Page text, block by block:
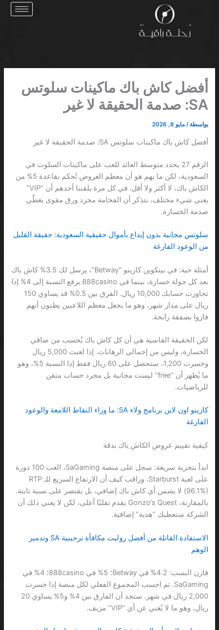
أفضل كاش باك ماكينات سلوتس
SA: صدمة الحقيقة لا غير
بواسطة /مايو 8, 2026
أفضل كاش باك ماكينات سلوتس SA: صدمة الحقيقة لا غير
الرقم 27 يحدد متوسط العائد للعب على ماكينات السلوت في
السعودية، لكن ما يهم هو أن معظم العروض تُحكم بقاعدة 5% من
الكاش باك، لا أكثر ولا أقل. في كل مرة يلقننا أحدهم أن “VIP”
يعني شيء مختلف، نتذكر أن الفخامة مجرد ورق مقوى يغطّي
صدمة الخسارة.
سلوتس مجانية بدون إيداع بأموال حقيقية السعودية: حقيقة القليل
من الوعود الفارغة
أمثلة حية: في بيتكوين كازينو “Betway”، يرسل لك 3.5% كاش باك
بعد كل جولة خسارة، بينما في 888casino يرفع النسبة إلى 4% إذا
تجاوزت حسابك 10,000 ريال. الفرق بين 0.5% قد يساوي 150
ريال على مدار شهر، وهو ما يجعل معظم اللاعبين يظنون أنهم
فازوا بصفقة رابحة.
لكن الحقيقة القاسية هي أن كل كاش باك يُحسب من صافي
الخسارة، وليس من إجمالي الرهانات. إذا لعبت 5,000 ريال
وخسرت 1,200، ستحصل على 60 ريال فقط إذا النسبة 5%، وهو
ما يُظهر أن “free” ليست مجانية بل مجرد حساب متقن
للرياضيات.
كازينو اون لاين برنامج ولاء SA: ما وراء النقاط اللامعة والوعود
الفارغة
كيفية تقييم عروض الكاش باك بدقة
ابدأ بتجربة سريعة: سجل على منصة SaGaming، العب 100 دورة
على لعبة Starburst، وراقب كيف أن الارتفاع السريع للـ RTP
(96.1%) لا يضمن أي كاش باك إضافي، بل يقتصر على نسبة ثابتة.
بالمقارنة، Gonzo’s Quest يقدم تقلبًا أعلى، لكن لا يعني ذلك أن
الشركة ستعطيك “هدية” إضافية.
الاستفادة القاتلة من أفضل روليت مكافأة ترحيبية SA وتدمير
الوهم
قارن النسب: 4.2% في Betway؛ 5% في 888casino؛ 4% في
SaGaming. ثم احسب المجموع الفعلي لكل منصة إذا خسرت
2,000 ريال في شهر. ستجد أن الفارق بين 4% و5% يساوي 20
ريال، وهو ما لا يُغني عن أي “VIP” مزيف.